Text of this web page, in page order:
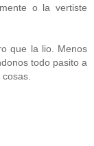
o la vertiste
que la lio. Menos
todo pasito a